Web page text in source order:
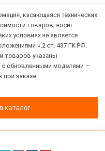
касающаяся технических
товаров, носит
условиях не является
ч.2 ст. 437 ГК РФ.
товаров указаны
с обновленными моделями —
при заказе.
каталог